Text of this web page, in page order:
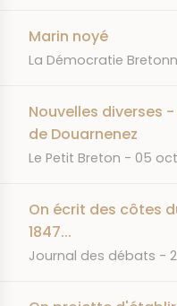
Marin noyé
JOURNAL
La Démocratie
Nouvelles diverses
de Douarnenez
JOURNAL
Le Petit Breton DATE
05
On écrit des côtes
1847...
JOURNAL
Journal des débats